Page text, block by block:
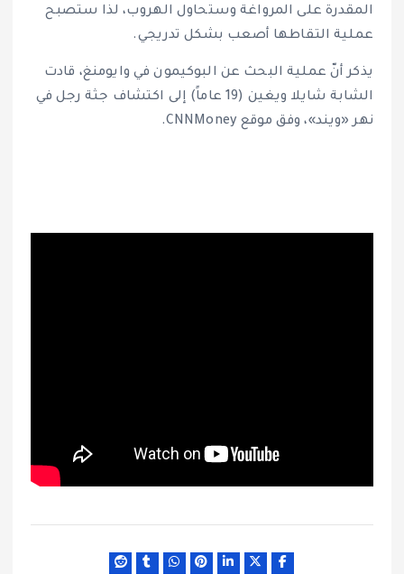
المقدرة على المرواغة وستحاول الهروب، لذا ستصبح
عملية التقاطها أصعب بشكل تدريجي.
يذكر أنّ عملية البحث عن البوكيمون في وايومنغ، قادت
الشابة شايلا ويغين (19 عاماً) إلى اكتشاف جثة رجل في
نهر «ويند»، وفق موقع CNNMoney.